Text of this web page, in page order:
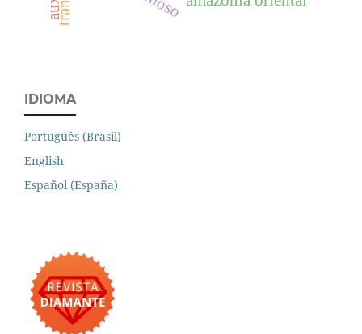
IDIOMA
Português (Brasil)
English
Español (España)